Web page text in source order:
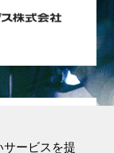
ービスを提